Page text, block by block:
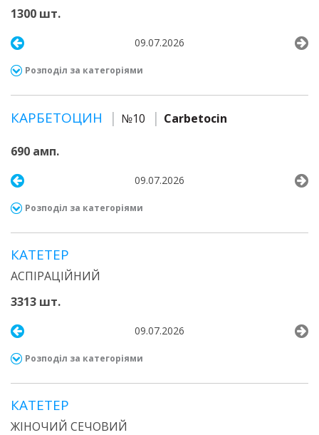
1300 шт.
09.07.2026
Розподіл за категоріями
КАРБЕТОЦИН №10 Carbetocin
690 амп.
09.07.2026
Розподіл за категоріями
КАТЕТЕР
АСПІРАЦІЙНИЙ
3313 шт.
09.07.2026
Розподіл за категоріями
КАТЕТЕР
ЖІНОЧИЙ СЕЧОВИЙ